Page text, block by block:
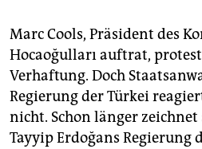
Marc Cools, Präsident des
Hocaoğulları auftrat,
Verhaftung. Doch
Regierung der Türkei
nicht. Schon länger zeichnet
Tayyip Erdoğans Regierung